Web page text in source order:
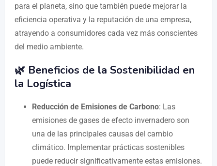
para el planeta, sino que también puede mejorar la
eficiencia operativa y la reputación de una empresa,
atrayendo a consumidores cada vez más conscientes
del medio ambiente.
🌿 Beneficios de la Sostenibilidad en
la Logística
Reducción de Emisiones de Carbono: Las
emisiones de gases de efecto invernadero son
una de las principales causas del cambio
climático. Implementar prácticas sostenibles
puede reducir significativamente estas emisiones.